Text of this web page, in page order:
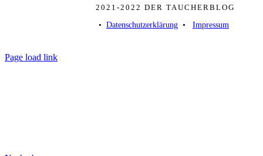
2021-2022 DER TAUCHERBLOG
• ­Datenschutzerklärung ­ • ­Impressum
Page load link